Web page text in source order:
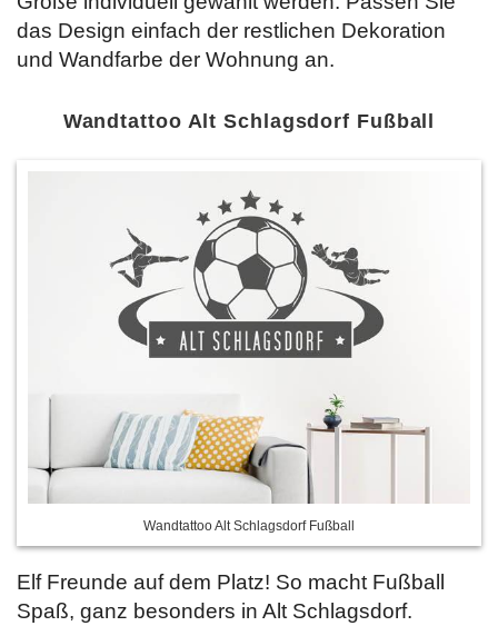
das Design einfach der restlichen Dekoration
und Wandfarbe der Wohnung an.
Wandtattoo Alt Schlagsdorf Fußball
Wandtattoo Alt Schlagsdorf Fußball
Elf Freunde auf dem Platz! So macht Fußball
Spaß, ganz besonders in Alt Schlagsdorf.